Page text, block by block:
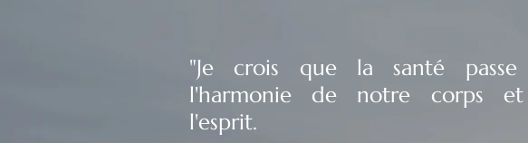
"Je crois que la santé
l'harmonie de notre corps
l'esprit.